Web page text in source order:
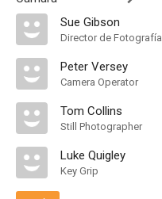
Sue Gibson
Director de Fotografía
Peter Versey
Camera Operator
Tom Collins
Still Photographer
Luke Quigley
Key Grip